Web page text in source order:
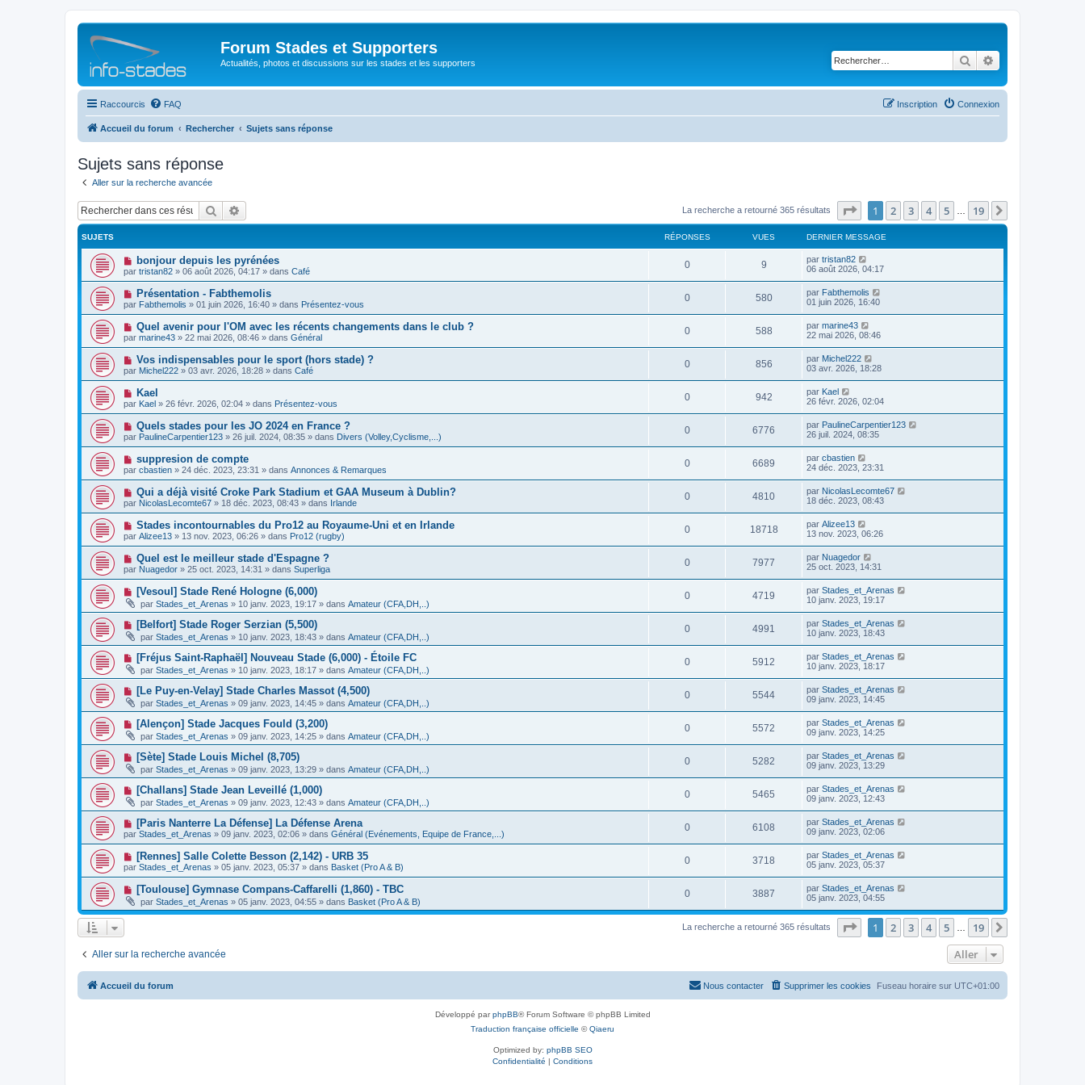
Forum Stades et Supporters
Actualités, photos et discussions sur les stades et les supporters Rechercher
Raccourcis FAQ Connexion
Inscription
Accueil du forum Rechercher Sujets sans réponse
Sujets sans réponse
Aller sur la recherche avancée
Rechercher La recherche a retourné 365 résultats Page sur19
1 2 3 4 5 19
SUJETS RÉPONSES VUES DERNIER MESSAGE
N
o
u
v
e
a
u
m
e
s
s
g
e
bonjour depuis les pyrénées
par tristan82 » 06 août 2026, 04:17 » dans Café
0 9 par tristan82
06 août 2026, 04:17
N
o
u
e
a
u
m
e
s
s
a
g
e
Présentation - Fabthemolis
par Fabthemolis » 01 juin 2026, 16:40 » dans Présentez-vous
0 580 par Fabthemolis
01 juin 2026, 16:40
N
o
u
v
a
u
m
e
s
s
a
g
e
Quel avenir pour l'OM avec les récents changements dans le club ?
par marine43 » 22 mai 2026, 08:46 » dans Général
0 588 par marine43
22 mai 2026, 08:46
N
o
u
v
e
a
u
m
e
s
a
g
e
Vos indispensables pour le sport (hors stade) ?
par Michel222 » 03 avr. 2026, 18:28 » dans Café
0 856 par Michel222
03 avr. 2026, 18:28
N
o
u
e
a
u
m
e
s
s
a
g
e
Kael
par Kael » 26 févr. 2026, 02:04 » dans Présentez-vous
0 942 par Kael
26 févr. 2026, 02:04
N
o
u
e
a
u
m
e
s
s
a
g
e
Quels stades pour les JO 2024 en France ?
par PaulineCarpentier123 » 26 juil. 2024, 08:35 » dans Divers (Volley,Cyclisme,...)
0 6776 par PaulineCarpentier123
26 juil. 2024, 08:35
N
o
u
e
a
u
m
e
s
s
a
g
e
suppresion de compte
par cbastien » 24 déc. 2023, 23:31 » dans Annonces & Remarques
0 6689 par cbastien
24 déc. 2023, 23:31
N
o
u
v
e
a
u
m
e
s
s
a
g
e
Qui a déjà visité Croke Park Stadium et GAA Museum à Dublin?
par NicolasLecomte67 » 18 déc. 2023, 08:43 » dans Irlande
0 4810 par NicolasLecomte67
18 déc. 2023, 08:43
N
o
u
e
a
u
m
e
s
s
a
g
e
Stades incontournables du Pro12 au Royaume-Uni et en Irlande
par Alizee13 » 13 nov. 2023, 06:26 » dans Pro12 (rugby)
0 18718 par Alizee13
13 nov. 2023, 06:26
N
o
u
v
a
u
m
e
s
s
a
g
e
Quel est le meilleur stade d'Espagne ?
par Nuagedor » 25 oct. 2023, 14:31 » dans Superliga
0 7977 par Nuagedor
25 oct. 2023, 14:31
N
o
u
v
a
u
m
e
s
s
a
g
e
[Vesoul] Stade René Hologne (6,000)
par Stades_et_Arenas » 10 janv. 2023, 19:17 » dans Amateur (CFA,DH,..)
0 4719 par Stades_et_Arenas
10 janv. 2023, 19:17
N
o
u
v
a
u
m
e
s
s
a
g
e
[Belfort] Stade Roger Serzian (5,500)
par Stades_et_Arenas » 10 janv. 2023, 18:43 » dans Amateur (CFA,DH,..)
0 4991 par Stades_et_Arenas
10 janv. 2023, 18:43
N
o
u
v
a
u
m
e
s
s
a
g
e
[Fréjus Saint-Raphaël] Nouveau Stade (6,000) - Étoile FC
par Stades_et_Arenas » 10 janv. 2023, 18:17 » dans Amateur (CFA,DH,..)
0 5912 par Stades_et_Arenas
10 janv. 2023, 18:17
N
o
u
v
a
u
m
e
s
s
a
g
e
[Le Puy-en-Velay] Stade Charles Massot (4,500)
par Stades_et_Arenas » 09 janv. 2023, 14:45 » dans Amateur (CFA,DH,..)
0 5544 par Stades_et_Arenas
09 janv. 2023, 14:45
N
o
u
v
a
u
m
e
s
s
a
g
e
[Alençon] Stade Jacques Fould (3,200)
par Stades_et_Arenas » 09 janv. 2023, 14:25 » dans Amateur (CFA,DH,..)
0 5572 par Stades_et_Arenas
09 janv. 2023, 14:25
N
o
u
v
a
u
m
e
s
s
a
g
e
[Sète] Stade Louis Michel (8,705)
par Stades_et_Arenas » 09 janv. 2023, 13:29 » dans Amateur (CFA,DH,..)
0 5282 par Stades_et_Arenas
09 janv. 2023, 13:29
N
o
u
v
a
u
m
e
s
s
a
g
e
[Challans] Stade Jean Leveillé (1,000)
par Stades_et_Arenas » 09 janv. 2023, 12:43 » dans Amateur (CFA,DH,..)
0 5465 par Stades_et_Arenas
09 janv. 2023, 12:43
N
o
u
v
a
u
m
e
s
s
[Paris Nanterre La Défense] La Défense Arena
par Stades_et_Arenas » 09 janv. 2023, 02:06 » dans Général (Evénements, Equipe de France,...)
0 6108 par Stades_et_Arenas
09 janv. 2023, 02:06
N
o
u
v
a
u
s
a
g
[Rennes] Salle Colette Besson (2,142) - URB 35
par Stades_et_Arenas » 05 janv. 2023, 05:37 » dans Basket (Pro A & B)
0 3718 par Stades_et_Arenas
05 janv. 2023, 05:37
N
o
u
v
m
s
s
[Toulouse] Gymnase Compans-Caffarelli (1,860) - TBC
par Stades_et_Arenas » 05 janv. 2023, 04:55 » dans Basket (Pro A & B)
0 3887 par Stades_et_Arenas
05 janv. 2023, 04:55
La recherche a retourné 365 résultats Page sur19
1 2 3 4 5 19
Aller sur la recherche avancée Aller
Accueil du forum Fuseau horaire sur UTC+01:00
Supprimer les cookies
Nous contacter
Développé parphpBB® Forum Software © phpBB Limited
Traduction française officielle ©Qiaeru
Optimized by: phpBB SEO
Confidentialité | Conditions